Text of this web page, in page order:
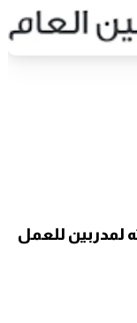
لمدربين للعمل